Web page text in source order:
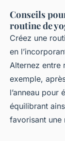
Conseils
routine de
Créez une
en
Alternez entre
exemple,
l’anneau pour
équilibrant
favorisant une